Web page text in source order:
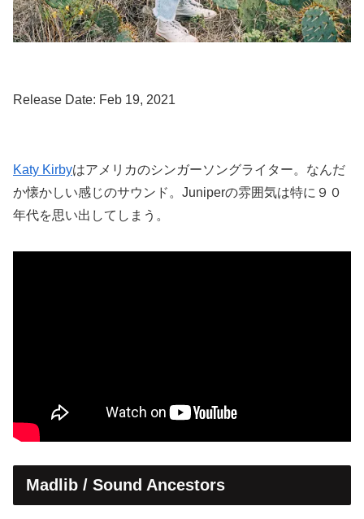
Release Date: Feb 19, 2021
Katy Kirbyはアメリカのシンガーソングライター。なんだ
か懐かしい感じのサウンド。Juniperの雰囲気は特に９０
年代を思い出してしまう。
Madlib / Sound Ancestors